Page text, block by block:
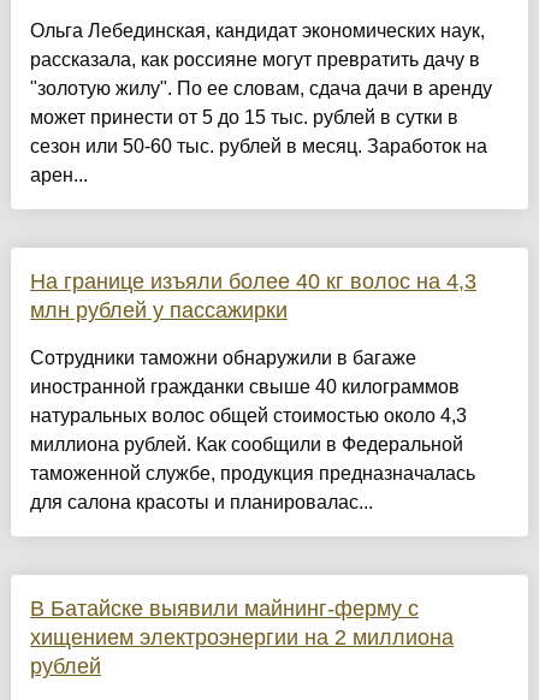
Ольга Лебединская, кандидат экономических наук,
рассказала, как россияне могут превратить дачу в
"золотую жилу". По ее словам, сдача дачи в аренду
может принести от 5 до 15 тыс. рублей в сутки в
сезон или 50-60 тыс. рублей в месяц. Заработок на
арен...
На границе изъяли более 40 кг волос на 4,3
млн рублей у пассажирки
Сотрудники таможни обнаружили в багаже
иностранной гражданки свыше 40 килограммов
натуральных волос общей стоимостью около 4,3
миллиона рублей. Как сообщили в Федеральной
таможенной службе, продукция предназначалась
для салона красоты и планировалас...
В Батайске выявили майнинг-ферму с
хищением электроэнергии на 2 миллиона
рублей